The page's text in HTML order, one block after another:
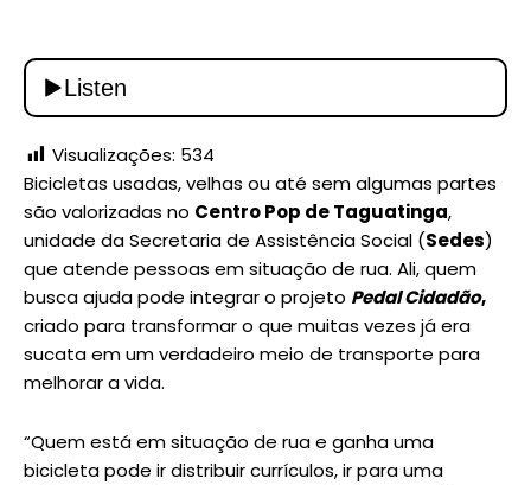
Visualizações: 534
Bicicletas usadas, velhas ou até sem algumas partes
são valorizadas no Centro Pop de Taguatinga,
unidade da Secretaria de Assistência Social (Sedes)
que atende pessoas em situação de rua. Ali, quem
busca ajuda pode integrar o projeto Pedal Cidadão,
criado para transformar o que muitas vezes já era
sucata em um verdadeiro meio de transporte para
melhorar a vida.
“Quem está em situação de rua e ganha uma
bicicleta pode ir distribuir currículos, ir para uma